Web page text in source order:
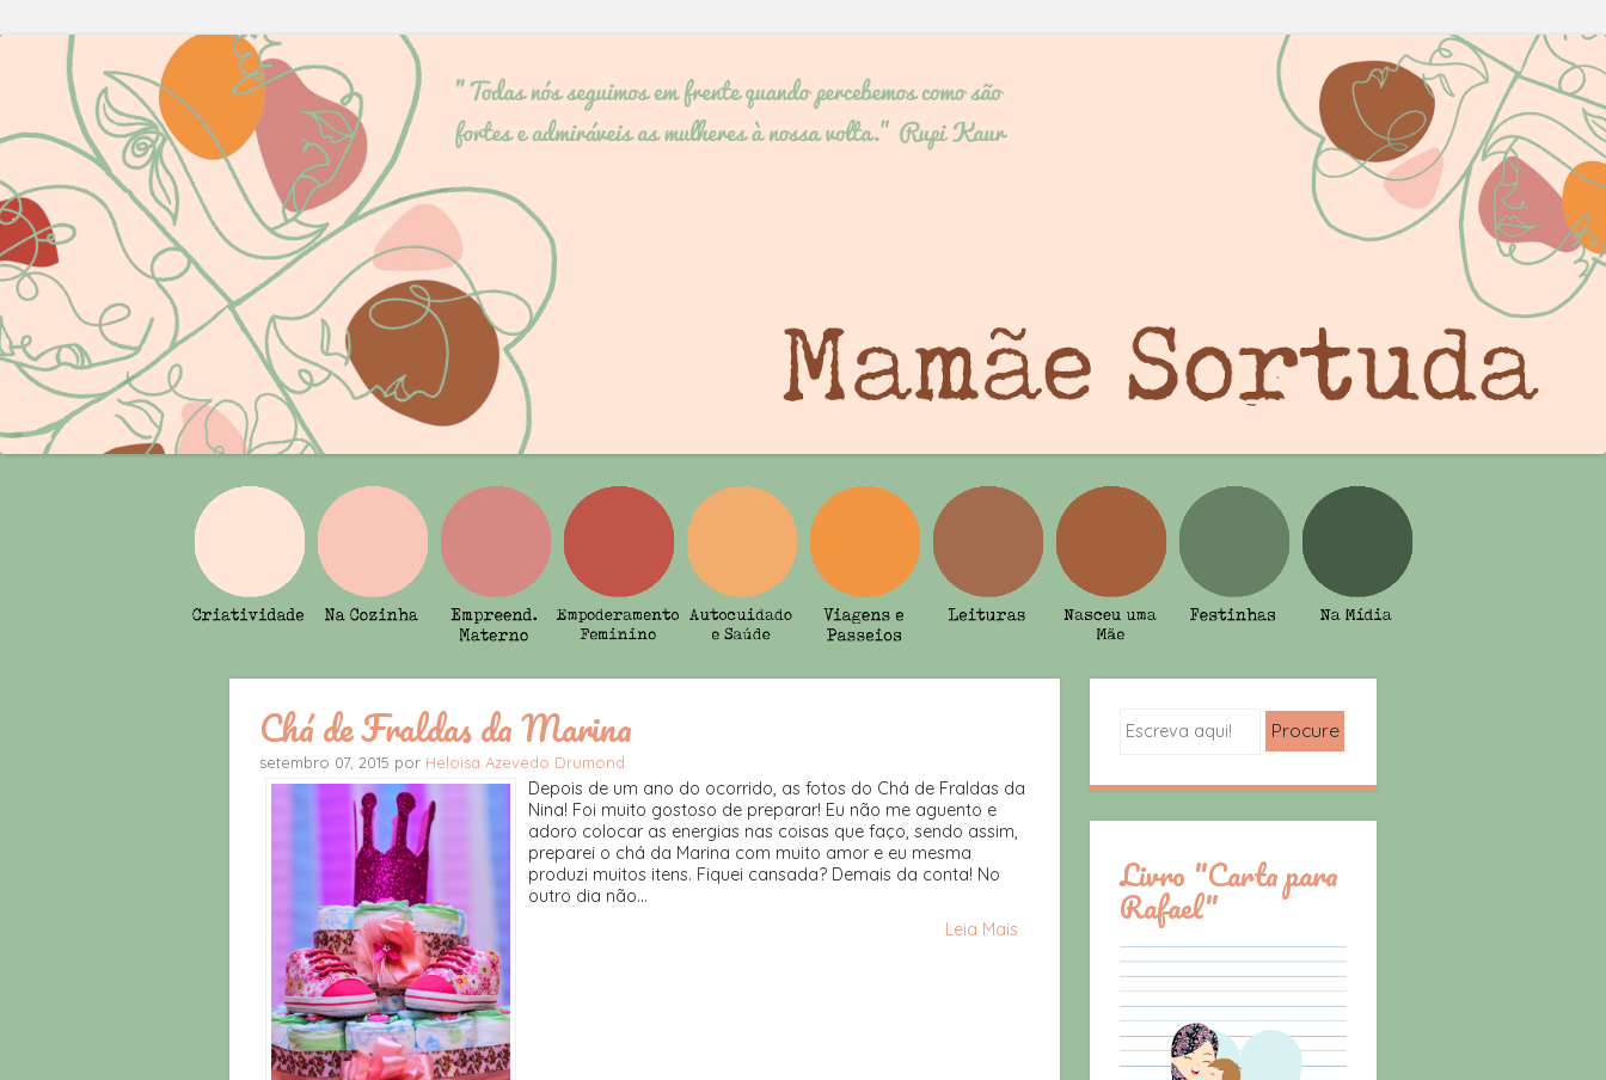
Chá de Fraldas da Marina
setembro 07, 2015 por Heloisa Azevedo Drumond
Depois de um ano do ocorrido, as fotos do Chá de Fraldas da
Nina! Foi muito gostoso de preparar! Eu não me aguento e
adoro colocar as energias nas coisas que faço, sendo assim,
preparei o chá da Marina com muito amor e eu mesma
produzi muitos itens. Fiquei cansada? Demais da conta! No
outro dia não...
Leia Mais
Search
Livro "Carta para
Rafael"